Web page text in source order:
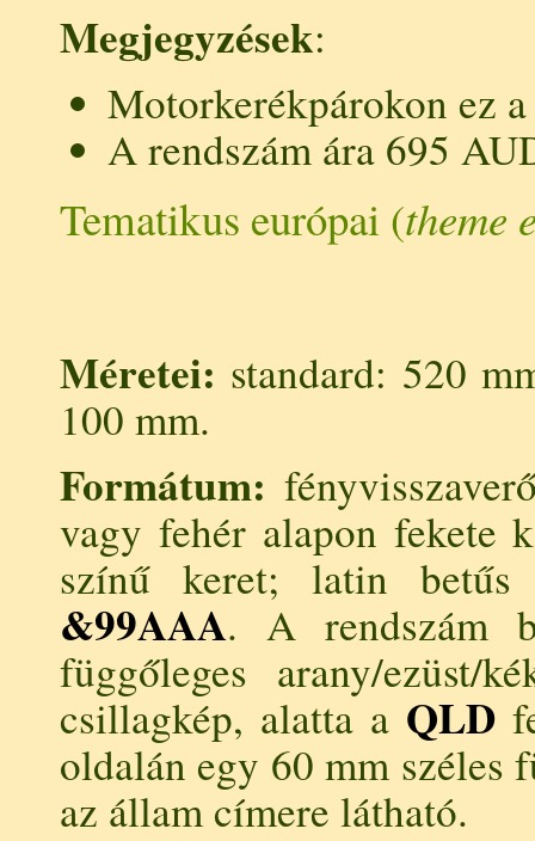
Megjegyzések:
Motorkerékpárokon ez
A rendszám ára 695
Tematikus európai (theme
Méretei: standard: 520
100 mm.
Formátum:
vagy fehér alapon fekete
színű keret; latin
&99AAA. A rendszám
függőleges arany/
csillagkép, alatta a QLD
oldalán egy 60 mm széles
az állam címere látható.